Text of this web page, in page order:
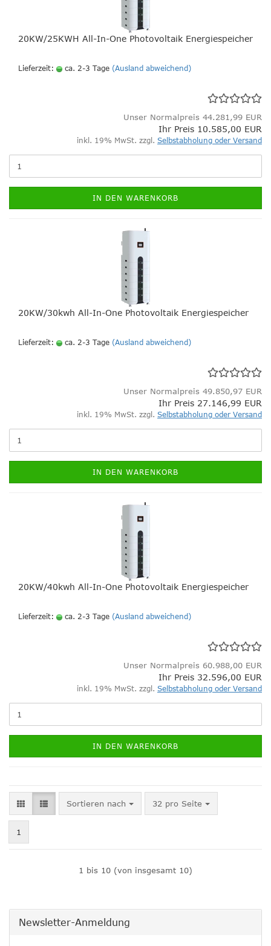
20KW/25KWH All-In-One Photovoltaik Energiespeicher
Lieferzeit: ca. 2-3 Tage (Ausland abweichend)
Unser Normalpreis 44.281,99 EUR
Ihr Preis 10.585,00 EUR
inkl. 19% MwSt. zzgl. Selbstabholung oder Versand
IN DEN WARENKORB
20KW/30kwh All-In-One Photovoltaik Energiespeicher
Lieferzeit: ca. 2-3 Tage (Ausland abweichend)
Unser Normalpreis 49.850,97 EUR
Ihr Preis 27.146,99 EUR
inkl. 19% MwSt. zzgl. Selbstabholung oder Versand
IN DEN WARENKORB
20KW/40kwh All-In-One Photovoltaik Energiespeicher
Lieferzeit: ca. 2-3 Tage (Ausland abweichend)
Unser Normalpreis 60.988,00 EUR
Ihr Preis 32.596,00 EUR
inkl. 19% MwSt. zzgl. Selbstabholung oder Versand
IN DEN WARENKORB
Sortieren nach
Sortieren nach 32 pro Seite
pro Seite
1
1 bis 10 (von insgesamt 10)
Newsletter-Anmeldung